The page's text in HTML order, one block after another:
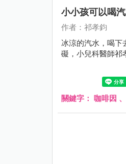
小小孩可以喝
作者：祁孝鈞
冰涼的汽水，喝下
礙，小兒科醫師祁
關鍵字： 咖啡因 、